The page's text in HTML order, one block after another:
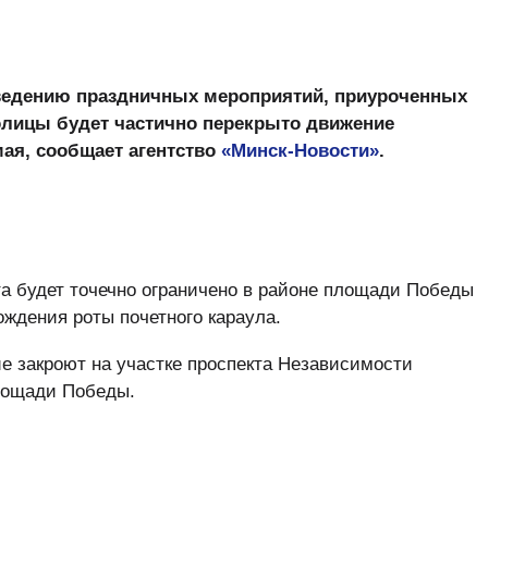
праздничных мероприятий, приуроченных
будет частично перекрыто движение
сообщает агентство «Минск-Новости».
будет точечно ограничено в районе площади Победы
роты почетного караула.
закроют на участке проспекта Независимости
Победы.